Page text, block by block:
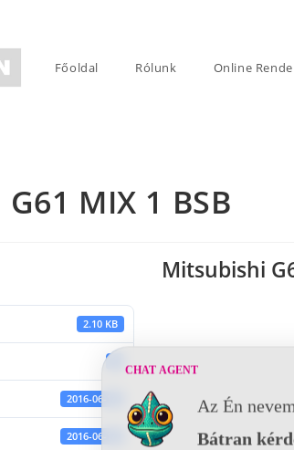
Főoldal Rólunk Online
MIX 1 BSB
2.10 KB
2016-06-14
2016-06-14
Mitsubishi
CHAT AGENT
Az Én
Bátran